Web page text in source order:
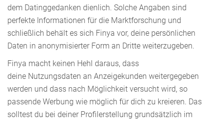
dem Datinggedanken dienlich. Solche Angaben sind
perfekte Informationen für die Marktforschung und
schließlich behält es sich Finya vor, deine persönlichen
Daten in anonymisierter Form an Dritte weiterzugeben.
Finya macht keinen Hehl daraus, dass
deine Nutzungsdaten an Anzeigekunden weitergegeben
werden und dass nach Möglichkeit versucht wird, so
passende Werbung wie möglich für dich zu kreieren. Das
solltest du bei deiner Profilerstellung grundsätzlich im